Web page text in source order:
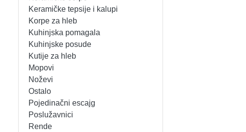
PANELNE GREJALICE
PEGLE
PEGLE ZA KOSU
PIZZA PEKAČI
PODNE VAGE
RENDE
RUČNE MAŠINE
SECKALICE
ŠERPE
SERVERI
Keramičke tepsije i kalupi
Korpe za hleb
Kuhinjska pomagala
Kuhinjske posude
Kutije za hleb
Mopovi
Noževi
Ostalo
Pojedinačni escajg
Poslužavnici
Rende